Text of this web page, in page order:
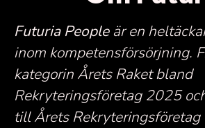
Futuria People är en
inom kompetensförsörjning.
kategorin Årets Raket bland
Rekryteringsföretag 2025
till Årets